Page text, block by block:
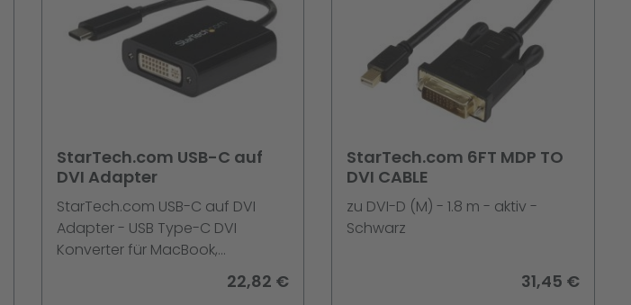
StarTech.com USB-C auf
DVI Adapter
StarTech.com USB-C auf DVI
Adapter - USB Type-C DVI
Konverter für MacBook,
ChromeBook Pixel oder andere
USB-C Geräte mit DP über USB C
22,82 €
StarTech.com 6FT MDP TO
DVI CABLE
zu DVI-D (M) - 1.8 m - aktiv -
Schwarz
31,45 €